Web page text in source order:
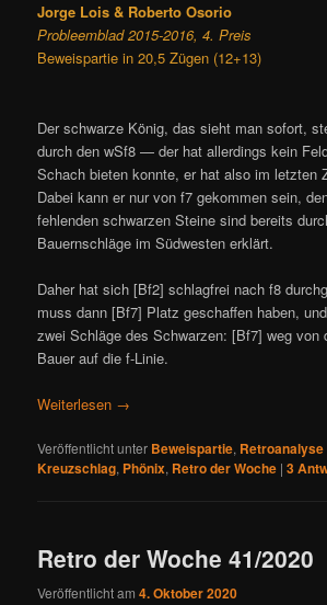
Jorge Lois & Roberto Osorio
Probleemblad 2015-2016, 4. Preis
Beweispartie in 20,5 Zügen (12+13)
Der schwarze König, das sieht man sofort,
durch den wSf8 — der hat allerdings kein
Schach bieten konnte, er hat also im letzten
Dabei kann er nur von f7 gekommen sein,
fehlenden schwarzen Steine sind bereits
Bauernschläge im Südwesten erklärt.
Daher hat sich [Bf2] schlagfrei nach f8
muss dann [Bf7] Platz geschaffen haben,
zwei Schläge des Schwarzen: [Bf7] weg von
Bauer auf die f-Linie.
Weiterlesen →
Veröffentlicht unter Beweispartie, Retroanalyse
Kreuzschlag, Phönix, Retro der Woche |3
Retro der Woche 41/2020
Veröffentlicht am4. Oktober 2020